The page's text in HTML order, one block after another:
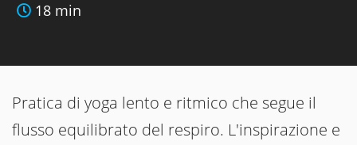
18 min
Pratica di yoga lento e ritmico che segue il
flusso equilibrato del respiro. L'inspirazione e